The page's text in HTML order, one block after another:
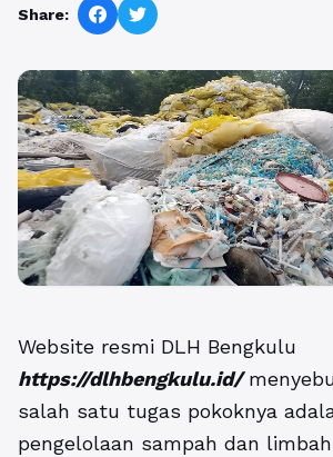
Share:
Website resmi DLH Bengkulu
https://dlhbengkulu.id/
salah satu tugas pokoknya
pengelolaan sampah dan